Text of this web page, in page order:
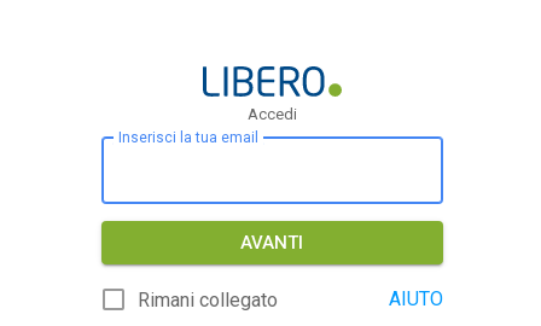
Accedi
Inserisci la tua email
AVANTI
Rimani collegato AIUTO